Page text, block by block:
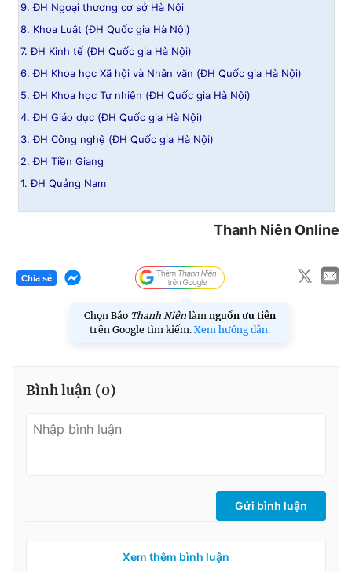
9. ĐH Ngoại thương cơ sở Hà Nội
8. Khoa Luật (ĐH Quốc gia Hà Nội)
7. ĐH Kinh tế (ĐH Quốc gia Hà Nội)
6. ĐH Khoa học Xã hội và Nhân văn (ĐH Quốc gia Hà Nội)
5. ĐH Khoa học Tự nhiên (ĐH Quốc gia Hà Nội)
4. ĐH Giáo dục (ĐH Quốc gia Hà Nội)
3. ĐH Công nghệ (ĐH Quốc gia Hà Nội)
2. ĐH Tiền Giang
1. ĐH Quảng Nam
Thanh Niên Online
Chia sẻ
Chọn Báo Thanh Niên làm nguồn ưu tiên
trên Google tìm kiếm. Xem hướng dẫn.
Bình luận (0)
Gửi bình luận
Xem thêm bình luận